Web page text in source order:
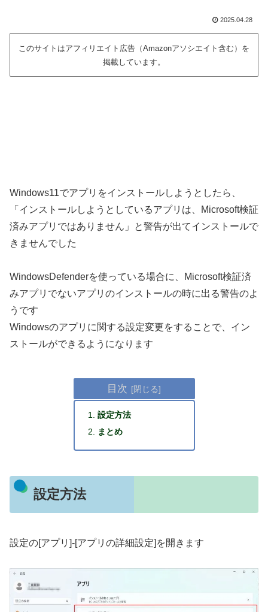
2025.04.28
このサイトはアフィリエイト広告（Amazonアソシエイト含む）を
掲載しています。
Windows11でアプリをインストールしようとしたら、
「インストールしようとしているアプリは、Microsoft検証
済みアプリではありません」と警告が出てインストールで
きませんでした
WindowsDefenderを使っている場合に、Microsoft検証済
みアプリでないアプリのインストールの時に出る警告のよ
うです
Windowsのアプリに関する設定変更をすることで、イン
ストールができるようになります
目次
設定方法
まとめ
設定方法
設定の[アプリ]-[アプリの詳細設定]を開きます